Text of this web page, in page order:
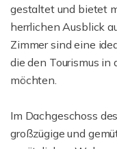
gestaltet und bietet
herrlichen Ausblick
Zimmer sind eine
die den Tourismus in
möchten.
Im Dachgeschoss
großzügige und